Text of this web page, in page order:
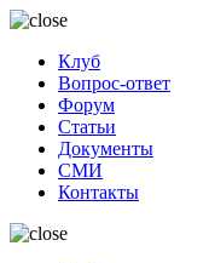
Клуб
Вопрос-ответ
Форум
Статьи
Документы
СМИ
Контакты